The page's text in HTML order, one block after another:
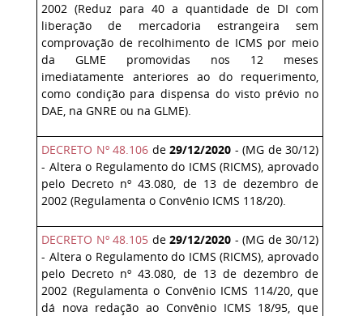
2002 (Reduz para 40 a quantidade de DI com
liberação de mercadoria estrangeira sem
comprovação de recolhimento de ICMS por meio
da GLME promovidas nos 12 meses
imediatamente anteriores ao do requerimento,
como condição para dispensa do visto prévio no
DAE, na GNRE ou na GLME).
DECRETO Nº 48.106 de 29/12/2020 - (MG de 30/12)
- Altera o Regulamento do ICMS (RICMS), aprovado
pelo Decreto nº 43.080, de 13 de dezembro de
2002 (Regulamenta o Convênio ICMS 118/20).
DECRETO Nº 48.105 de 29/12/2020 - (MG de 30/12)
- Altera o Regulamento do ICMS (RICMS), aprovado
pelo Decreto nº 43.080, de 13 de dezembro de
2002 (Regulamenta o Convênio ICMS 114/20, que
dá nova redação ao Convênio ICMS 18/95, que